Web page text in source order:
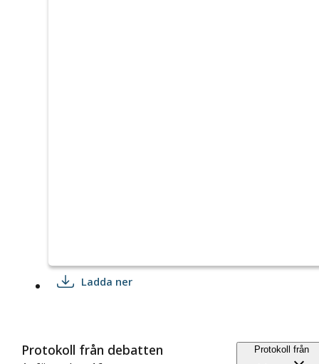
Ladda ner
Protokoll från debatten
Protokoll från